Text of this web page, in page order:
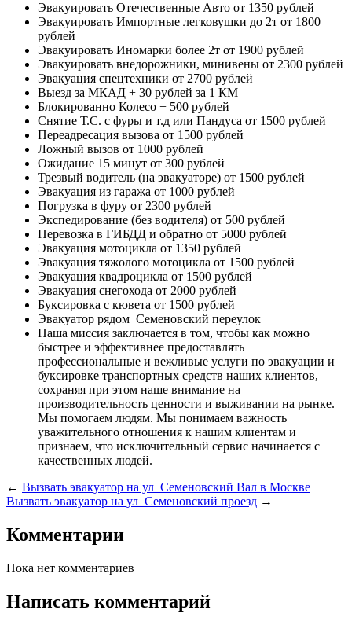
Эвакуировать Отечественные Авто от 1350 рублей
Эвакуировать Импортные легковушки до 2т от 1800
рублей
Эвакуировать Иномарки более 2т от 1900 рублей
Эвакуировать внедорожники, минивены от 2300 рублей
Эвакуация спецтехники от 2700 рублей
Выезд за МКАД + 30 рублей за 1 КМ
Блокированно Колесо + 500 рублей
Снятие Т.С. с фуры и т.д или Пандуса от 1500 рублей
Переадресация вызова от 1500 рублей
Ложный вызов от 1000 рублей
Ожидание 15 минут от 300 рублей
Трезвый водитель (на эвакуаторе) от 1500 рублей
Эвакуация из гаража от 1000 рублей
Погрузка в фуру от 2300 рублей
Экспедирование (без водителя) от 500 рублей
Перевозка в ГИБДД и обратно от 5000 рублей
Эвакуация мотоцикла от 1350 рублей
Эвакуация тяжолого мотоцикла от 1500 рублей
Эвакуация квадроцикла от 1500 рублей
Эвакуация снегохода от 2000 рублей
Буксировка с кювета от 1500 рублей
Эвакуатор рядом Семеновский переулок
Наша миссия заключается в том, чтобы как можно
быстрее и эффективнее предоставлять
профессиональные и вежливые услуги по эвакуации и
буксировке транспортных средств наших клиентов,
сохраняя при этом наше внимание на
производительность ценности и выживании на рынке.
Мы помогаем людям. Мы понимаем важность
уважительного отношения к нашим клиентам и
признаем, что исключительный сервис начинается с
качественных людей.
← Вызвать эвакуатор на ул Семеновский Вал в Москве
Вызвать эвакуатор на ул Семеновский проезд →
Комментарии
Пока нет комментариев
Написать комментарий